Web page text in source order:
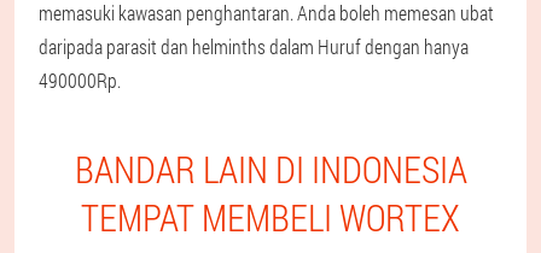
memasuki kawasan penghantaran. Anda boleh memesan ubat
daripada parasit dan helminths dalam Huruf dengan hanya
490000Rp.
BANDAR LAIN DI INDONESIA
TEMPAT MEMBELI WORTEX